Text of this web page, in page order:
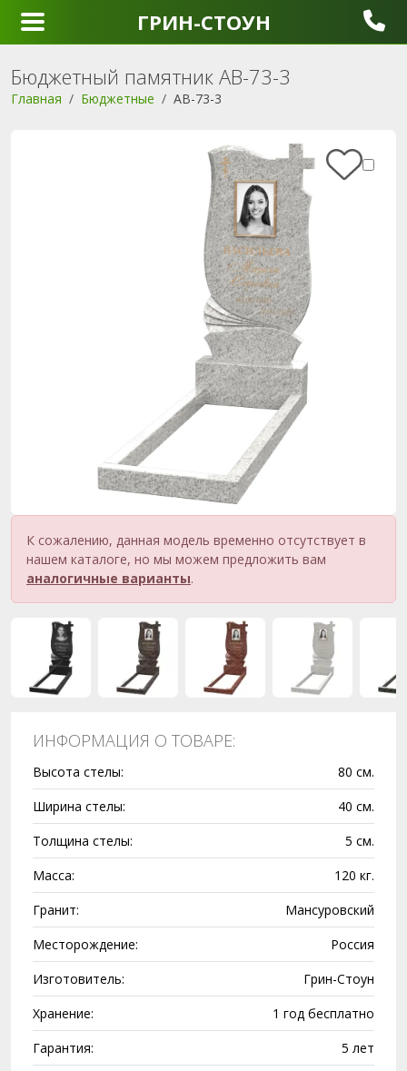
ГРИН-СТОУН
Бюджетный памятник AB-73-3
Главная Бюджетные AB-73-3
К сожалению, данная модель временно отсутствует в
нашем каталоге, но мы можем предложить вам
аналогичные варианты.
ИНФОРМАЦИЯ О ТОВАРЕ:
Высота стелы:
80 см.
Ширина стелы:
40 см.
Толщина стелы:
5 см.
Масса:
120 кг.
Гранит:
Мансуровский
Месторождение:
Россия
Изготовитель:
Грин-Стоун
Хранение:
1 год бесплатно
Гарантия:
5 лет